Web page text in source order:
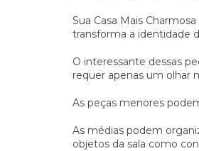
Sua Casa Mais
transforma a identidade
O interessante dessas
requer apenas um olhar
As peças menores
As médias podem
objetos da sala como